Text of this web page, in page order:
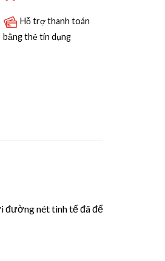
Hỗ trợ thanh toán
bằng thẻ tín dụng
đường nét tinh tế đã để